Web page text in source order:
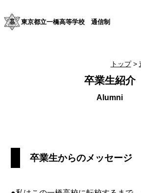
東京都立一橋高等学校 通信制
トップ>
卒業生紹介
卒業生からのメッセージ